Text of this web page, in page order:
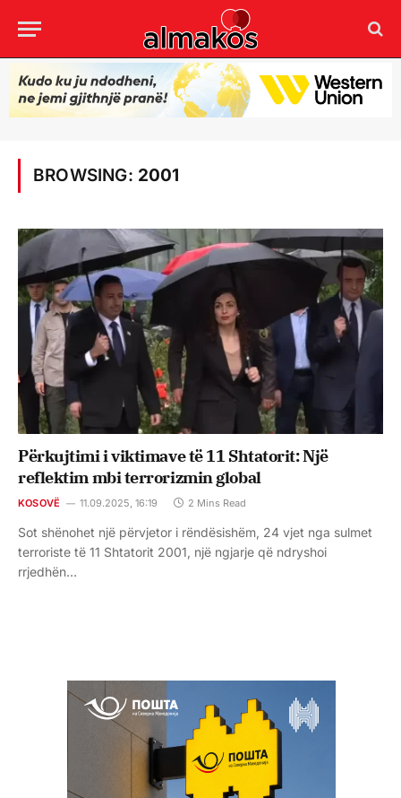
BROWSING: 2001
Përkujtimi i viktimave të 11 Shtatorit: Një
reflektim mbi terrorizmin global
KOSOVË 11.09.2025, 16:19 2 Mins Read
Sot shënohet një përvjetor i rëndësishëm, 24 vjet nga sulmet
terroriste të 11 Shtatorit 2001, një ngjarje që ndryshoi
rrjedhën…